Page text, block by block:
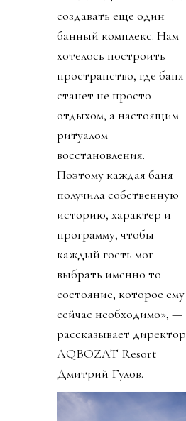
создавать еще один
банный комплекс. Нам
хотелось построить
пространство, где баня
станет не просто
отдыхом, а настоящим
ритуалом
восстановления.
Поэтому каждая баня
получила собственную
историю, характер и
программу, чтобы
каждый гость мог
выбрать именно то
состояние, которое ему
сейчас необходимо», —
рассказывает директор
AQBOZAT Resort
Дмитрий Гулов.